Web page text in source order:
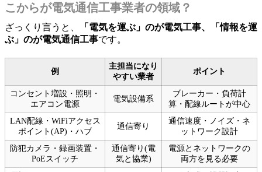
こからが電気通信工事業者の領域？
ざっくり言うと、
「電気を運ぶ」のが電気工事、「情報を運
ぶ」のが電気通信工事です。
例
主担当になり
やすい業者
ポイント
コンセント増設・照明・
エアコン電源
電気設備系
ブレーカー・負荷計
算・配線ルートが中心
LAN配線・WiFiアクセス
ポイント(AP)・ハブ
通信寄り
通信速度・ノイズ・ネ
ットワーク設計
防犯カメラ・録画装置・
PoEスイッチ
通信寄り(電
気と協業)
電源とネットワークの
両方を見る必要